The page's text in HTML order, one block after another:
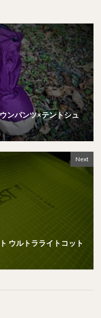
ンパンツ×テントシュ
Next
ウルトラライトコット